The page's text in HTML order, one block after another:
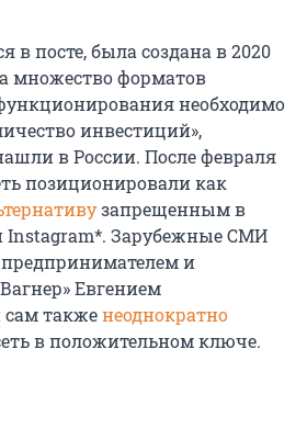
в посте, была создана в 2020
множество форматов
необходимо
инвестиций»,
в России. После февраля
позиционировали как
запрещенным в
Instagram*. Зарубежные СМИ
и
Евгением
такженеоднократно
в положительном ключе.